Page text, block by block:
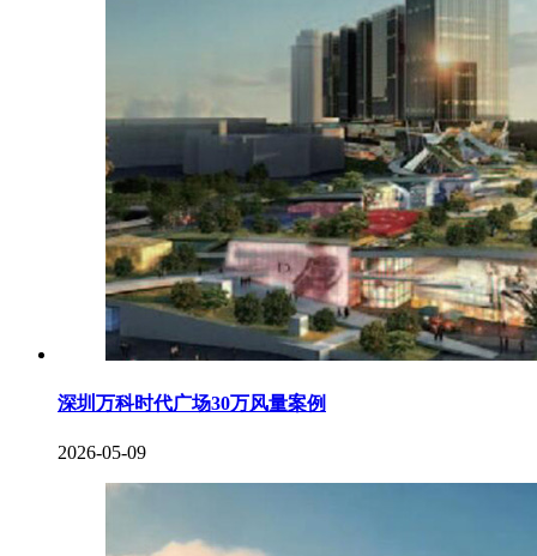
深圳万科时代广场30万风量案例
2026-05-09